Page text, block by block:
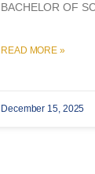
BACHELOR OF
READ MORE »
December 15, 2025